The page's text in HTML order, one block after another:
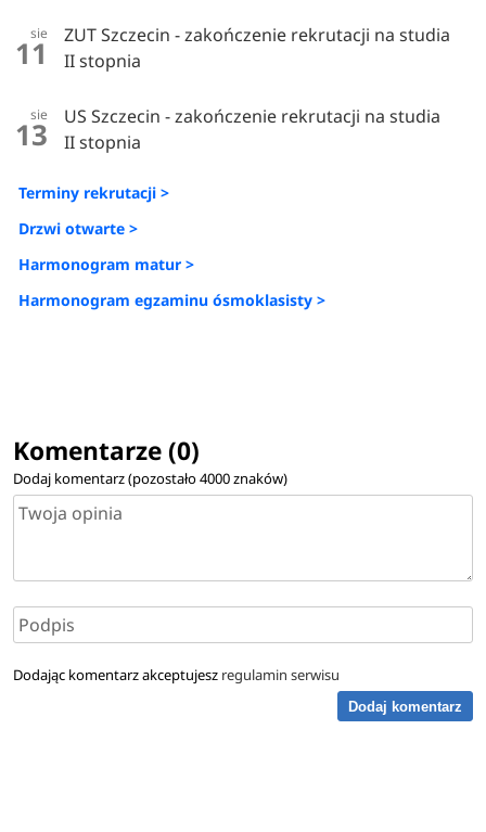
sie
11
ZUT Szczecin - zakończenie rekrutacji na studia
II stopnia
sie
13
US Szczecin - zakończenie rekrutacji na studia
II stopnia
Terminy rekrutacji >
Drzwi otwarte >
Harmonogram matur >
Harmonogram egzaminu ósmoklasisty >
Komentarze (0)
Dodaj komentarz (pozostało4000znaków)
Dodając komentarz akceptujesz regulamin serwisu
Dodaj komentarz